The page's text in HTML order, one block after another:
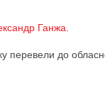
Ганжа
перевели до